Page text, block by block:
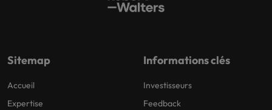
Sitemap
Accueil
Expertise
Informations clés
Investisseurs
Feedback